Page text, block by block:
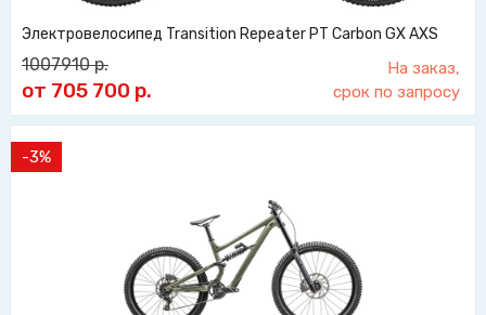
Электровелосипед Transition Repeater PT Carbon GX AXS
1007910р.
от 705 700 р.
На заказ,
срок по запросу
-3%